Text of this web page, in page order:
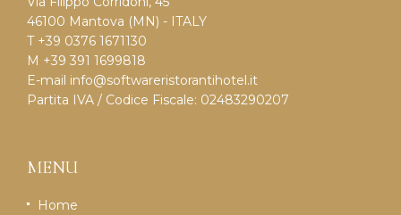
46100 Mantova (MN) - ITALY
T +39 0376 1671130
M +39 391 1699818
E-mail info@softwareristorantihotel.it
Partita IVA / Codice Fiscale: 02483290207
MENU
Home